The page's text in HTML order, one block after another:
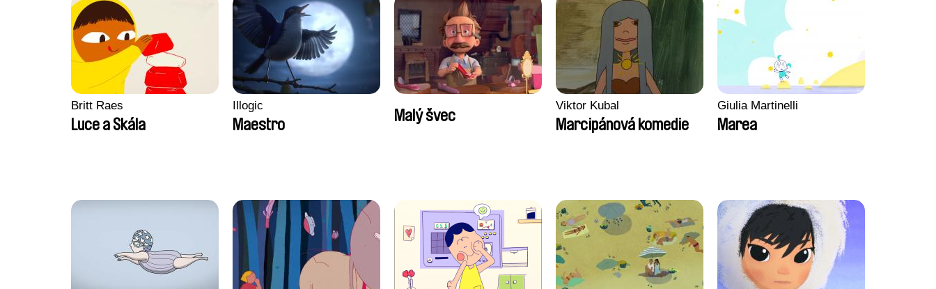
Britt Raes
Luce a Skála
Illogic
Maestro
Malý švec
Viktor Kubal
Marcipánová komedie
Giulia Martinelli
Marea